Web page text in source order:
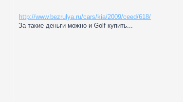
http://www.bezrulya.ru/cars/kia/2009/ceed/618/
За такие деньги можно и Golf купить...